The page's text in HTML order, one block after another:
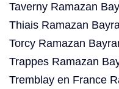
Taverny Ramazan
Thiais Ramazan
Torcy Ramazan
Trappes Ramazan
Tremblay en France